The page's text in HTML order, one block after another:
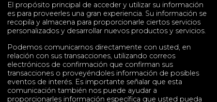
El propósito principal de acceder y utilizar su información
es para proveerles una gran experiencia. Su información se
recopila y almacena para proporcionarle ciertos servicios
personalizados y desarrollar nuevos productos y servicios.
Podemos comunicarnos directamente con usted, en
relación con sus transacciones, utilizando correos
electrónicos de confirmación que confirman sus
transacciones o proveyéndoles información de posibles
eventos de interés. Es importante señalar que esta
comunicación también nos puede ayudar a
proporcionarles información específica que usted pueda